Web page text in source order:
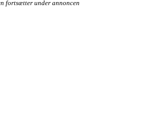
fortsætter under annoncen